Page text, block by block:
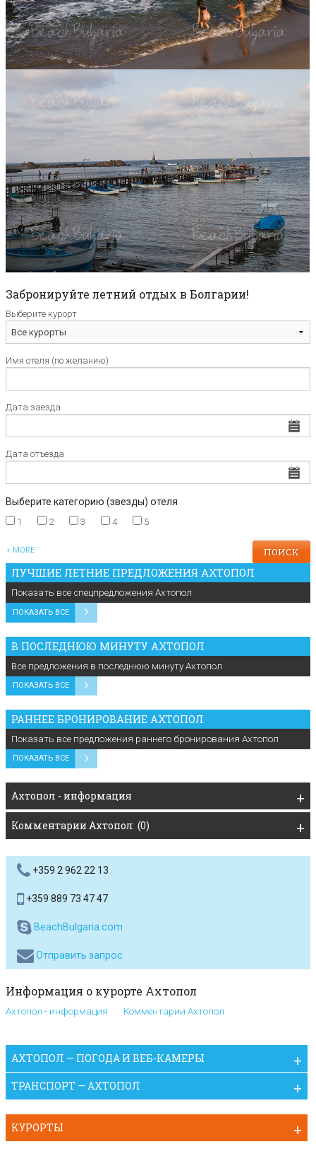
Забронируйте летний отдых в Болгарии!
Выберите курорт
Имя отеля (по желанию)
Дата заезда
Дата отъезда
Выберите категорию (звезды) отеля
1 2 3 4 5
+ MORE
ЛУЧШИЕ ЛЕТНИЕ ПРЕДЛОЖЕНИЯ АХТОПОЛ
Показать все спецпредложения Ахтопол
ПОКАЗАТЬ ВСЕ
В ПОСЛЕДНЮЮ МИНУТУ АХТОПОЛ
Все предложения в последнюю минуту Ахтопол
ПОКАЗАТЬ ВСЕ
РАННЕЕ БРОНИРОВАНИЕ АХТОПОЛ
Показать все предложения раннего бронирования Ахтопол
ПОКАЗАТЬ ВСЕ
Ахтопол - информация
Комментарии Ахтопол (0)
+359 2 962 22 13
+359 889 73 47 47
BeachBulgaria.com
Отправить запрос
Информация о курорте Ахтопол
Ахтопол - информация Комментарии Ахтопол
АХТОПОЛ — ПОГОДА И ВЕБ-КАМЕРЫ
ТРАНСПОРТ — АХТОПОЛ
КУРОРТЫ